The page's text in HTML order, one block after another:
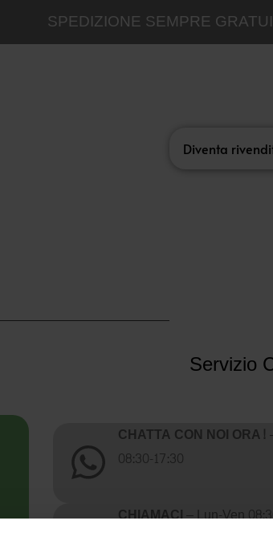
SPEDIZIONE SEMPRE
Diventa
Servizio
CHATTA CON NOI ORA!
08:30-17:30
CHIAMACI– Lun-Ven